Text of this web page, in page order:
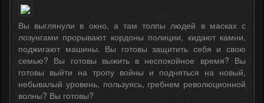
Вы выглянули в окно, а там толпы людей в масках с
лозунгами прорывают кордоны полиции, кидают камни,
поджигают машины. Вы готовы защитить себя и свою
семью? Вы готовы выжить в неспокойное время? Вы
готовы выйти на тропу войны и подняться на новый,
небывалый уровень, пользуясь, гребнем революционной
волны? Вы готовы?